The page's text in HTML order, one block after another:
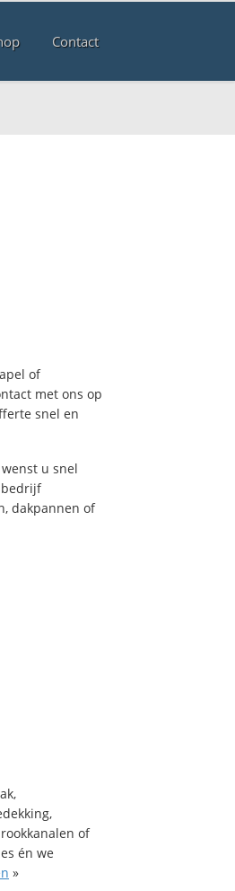
Contact
of
met ons op
snel en
u snel
dakpannen of
of
én we
»